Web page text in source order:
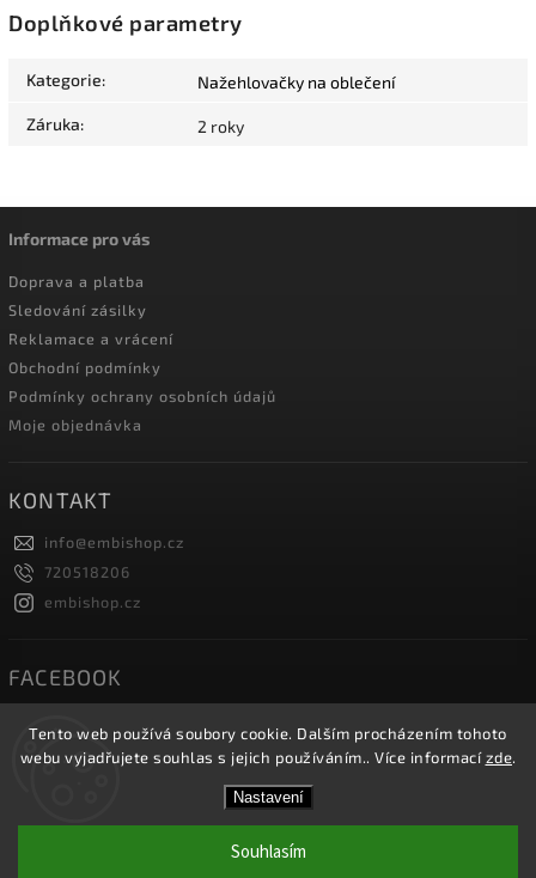
Tento web používá soubory cookie. Dalším procházením tohoto
webu vyjadřujete souhlas s jejich používáním.. Více informacízde.
Nastavení
Souhlasím
Doplňkové parametry
Kategorie: Nažehlovačky na oblečení
Záruka: 2 roky
Informace pro vás
Doprava a platba
Sledování zásilky
Reklamace a vrácení
Obchodní podmínky
Podmínky ochrany osobních údajů
Moje objednávka
KONTAKT
info@embishop.cz
720518206
embishop.cz
FACEBOOK
Embishop.cz. Všechna práva vyhrazena.
Shoptet| DesignShoptak.cz.